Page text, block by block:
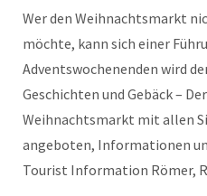
Wer den Weihnachtsmarkt
möchte, kann sich einer
Adventswochenenden wird
Geschichten und Gebäck –
Weihnachtsmarkt mit allen
angeboten, Informationen
Tourist Information Römer,